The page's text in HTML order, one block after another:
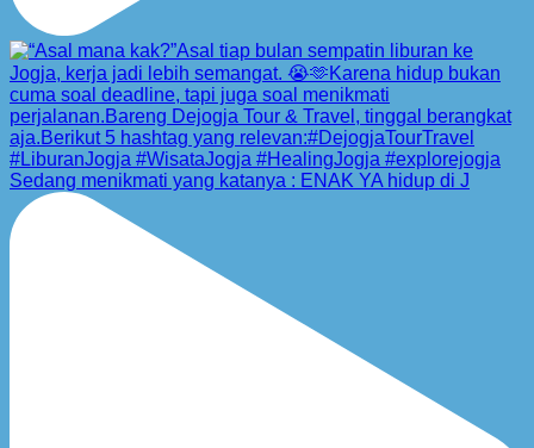
Sedang menikmati yang katanya : ENAK YA hidup di J